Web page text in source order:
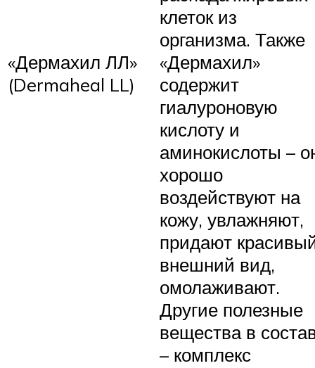
«Дермахил ЛЛ»
(Dermaheal LL)
клеток из
организма. Также
«Дермахил»
содержит
гиалуроновую
кислоту и
аминокислоты –
хорошо
воздействуют на
кожу, увлажняют,
придают
внешний вид,
омолаживают.
Другие полезные
вещества в
– комплекс